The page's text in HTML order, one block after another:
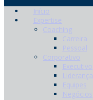
Início
Expertise
Coaching
Carreira
Pessoal
Corporativo
Executivo
Liderança
Equipes
Negócios